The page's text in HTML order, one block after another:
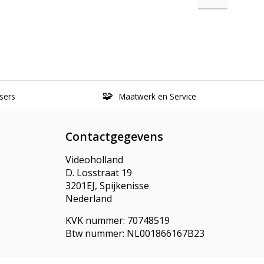
Maatwerk en Service
Contactgegevens
Videoholland
D. Losstraat 19
3201EJ, Spijkenisse
Nederland
KVK nummer: 70748519
Btw nummer: NL001866167B23